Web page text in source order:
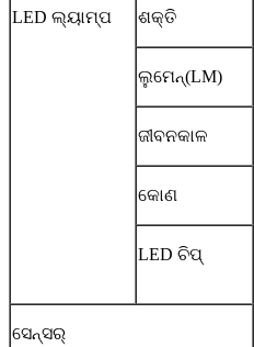
LED ଲ୍ୟାମ୍ପ ଶକ୍ତି
ଲୁମେନ୍(LM)
ଜୀବନକାଳ
କୋଣ
LED ଚିପ୍
ସେନ୍ସର୍‍